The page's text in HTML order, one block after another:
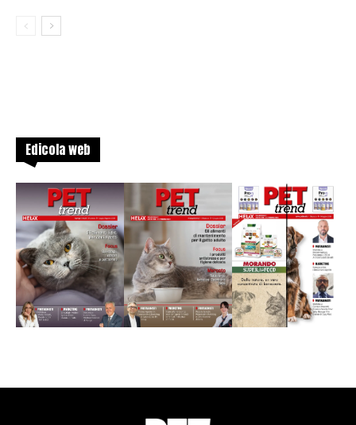
Edicola web